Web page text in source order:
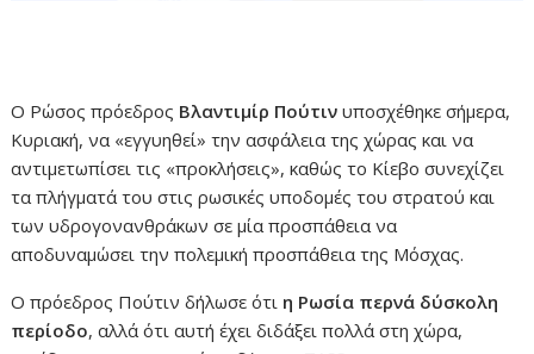
Ο Ρώσος πρόεδρος Βλαντιμίρ Πούτιν υποσχέθηκε σήμερα,
Κυριακή, να «εγγυηθεί» την ασφάλεια της χώρας και να
αντιμετωπίσει τις «προκλήσεις», καθώς το Κίεβο συνεχίζει
τα πλήγματά του στις ρωσικές υποδομές του στρατού και
των υδρογονανθράκων σε μία προσπάθεια να
αποδυναμώσει την πολεμική προσπάθεια της Μόσχας.
Ο πρόεδρος Πούτιν δήλωσε ότι η Ρωσία περνά δύσκολη
περίοδο, αλλά ότι αυτή έχει διδάξει πολλά στη χώρα,